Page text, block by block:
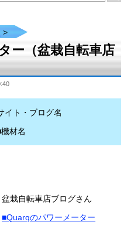
>
ー（盆栽自転車店
イト・ブログ名
材名
盆栽自転車店ブログさん
■Quarqのパワーメーター